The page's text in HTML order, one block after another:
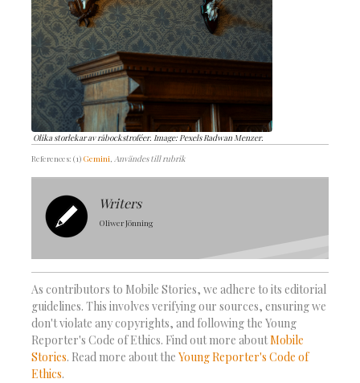
Olika storlekar av råbockstroféer. Image: Pexels Radwan Menzer.
References: (1) Gemini, Användes till rubrik
Writers
Oliwer Jönning
As contributors to Mobile Stories, we adhere to its editorial
guidelines. This involves verifying our sources, ensuring we
don't violate any copyrights, and following the Young
Reporter's Code of Ethics. Find out more aboutMobile
Stories. Read more about the Young Reporter's Code of
Ethics.